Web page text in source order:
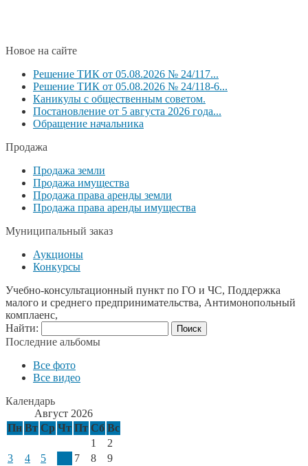
Новое на сайте
Решение ТИК от 05.08.2026 № 24/117...
Решение ТИК от 05.08.2026 № 24/118-6...
Каникулы с общественным советом.
Постановление от 5 августа 2026 года...
Обращение начальника
Продажа
Продажа земли
Продажа имущества
Продажа права аренды земли
Продажа права аренды имущества
Муниципальный заказ
Аукционы
Конкурсы
Учебно-консультационный пункт по ГО и ЧС, Поддержка
малого и среднего предпринимательства, Антимонопольный
комплаенс,
Найти:
Последние альбомы
Все фото
Все видео
Календарь
Август 2026
Пн Вт Ср Чт Пт Сб Вс
1
2
3
4 5 7 8
9